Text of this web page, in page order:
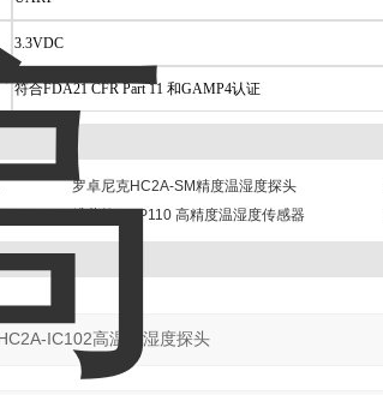
3.3VDC
符合FDA21 CFR Part 11 和GAMP4认证
罗卓尼克HC2A-SM精度温湿度探头
维萨拉HMP110 高精度温湿度传感器